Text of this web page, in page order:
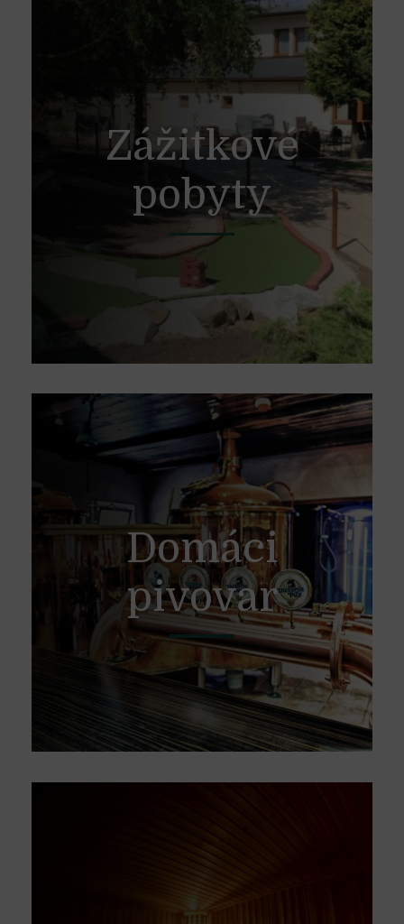
Zážitkové
pobyty
Zážitkové
pobyty
Nechcete dovolenku stráviť leňošením?
Máte radosť keď si z pobytu odnášate
množstvo zážitkov? Z našej širokej
ponuky zážitkových pobytov si určite
vyberiete.
Domáci
pivovar
Domáci
pivovar
Domáci pivovar a produkty z farmárskeho
chovu sú našou výnimočnosťou, ktorou
tvoríme gastronomickú cestu v znamení
kvality a jedinečnej chuti.
Viac
SPA